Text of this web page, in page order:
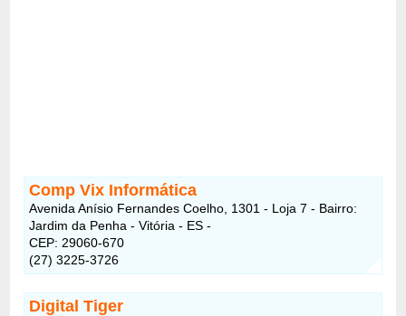
Comp Vix Informática
Avenida Anísio Fernandes Coelho, 1301 - Loja 7 - Bairro:
Jardim da Penha - Vitória - ES -
CEP: 29060-670
(27) 3225-3726
Digital Tiger